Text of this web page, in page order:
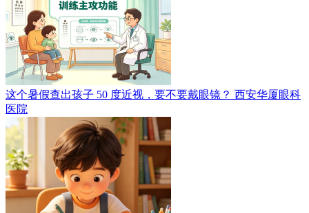
这个暑假查出孩子 50 度近视，要不要戴眼镜？ 西安华厦眼科
医院